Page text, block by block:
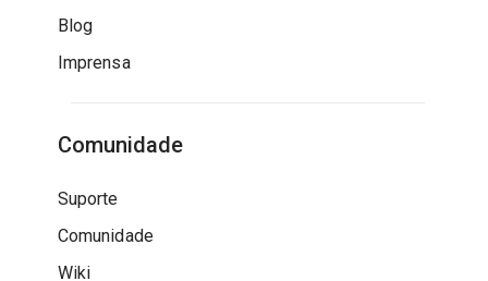
Blog
Imprensa
Comunidade
Suporte
Comunidade
Wiki